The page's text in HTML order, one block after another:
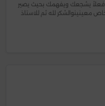
يشجعك ويفهمك بحيث يصير
معينينوالشكر لله ثم للاستاذ